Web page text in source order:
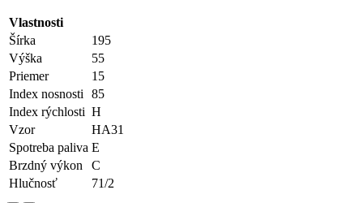
Vlastnosti
Šírka
195
Výška
55
Priemer
15
Index nosnosti
85
Index rýchlosti H
Vzor
HA31
Spotreba paliva E
Brzdný výkon
C
Hlučnosť
71/2